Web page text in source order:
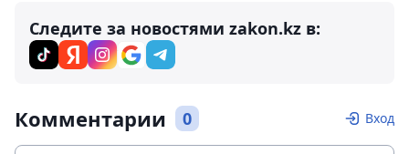
Следите за новостями zakon.kz в:
Комментарии 0 Вход